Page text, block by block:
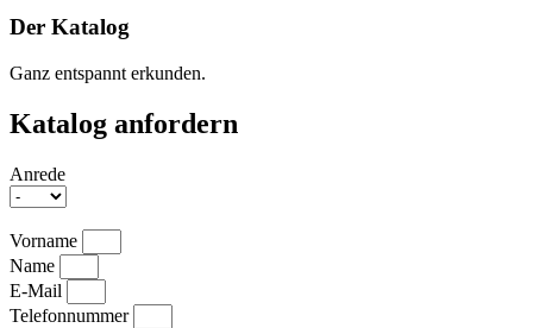
Der Katalog
Ganz entspannt erkunden.
Katalog anfordern
Anrede
Vorname
Name
E-Mail
Telefonnummer